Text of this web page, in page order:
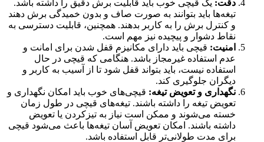
دقت: یک قیچی خوب باید قابلیت برش دقیق را داشته باشد.
تیغه‌ها باید بتوانند به صورت صاف و بدون خمیدگی برش دهند
و کنترل برش را به کاربر بدهند. همچنین، قابلیت دسترسی به
نقاط دشوار و پیچیده نیز مهم است.
امنیت: قیچی باید دارای مکانیزم قفل شدن برای امانت و
عدم استفاده غیرمجاز باشد. هنگامی که قیچی در حال
استفاده نیست، باید بتواند قفل شود تا از آسیب به کاربر و
دیگران جلوگیری کند.
نگهداری و تعویض تیغه: قیچی‌های خوب باید امکان نگهداری و
تعویض تیغه را داشته باشند. تیغه‌های قیچی در طول زمان
خسته می‌شوند و ممکن است نیاز به تیزکردن یا تعویض
داشته باشند. امکان تعویض آسان تیغه‌ها باعث می‌شود قیچی
برای مدت طولانی‌تر قابل استفاده باشد.